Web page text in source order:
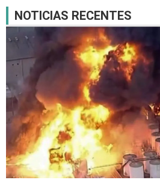
NOTICIAS RECENTES